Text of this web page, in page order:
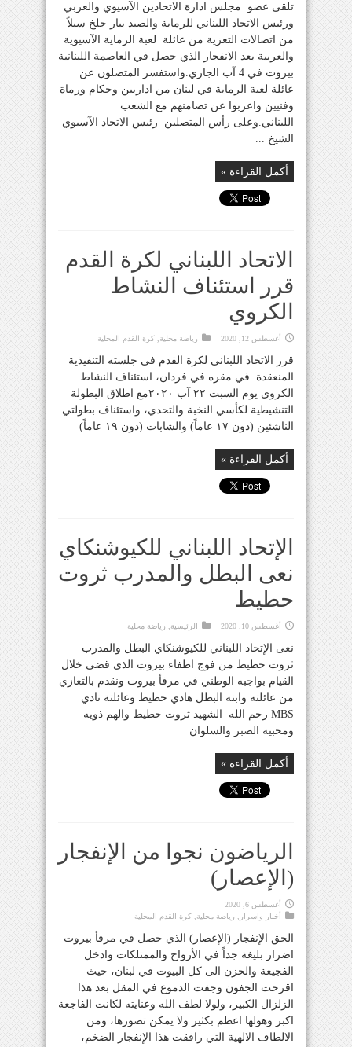
تلقى عضو مجلس ادارة الاتحادين الآسيوي والعربي
ورئيس الاتحاد اللبناني للرماية والصيد بيار جلخ سيلاً
من اتصالات التعزية من عائلة لعبة الرماية الآسيوية
والعربية بعد الانفجار الذي حصل في العاصمة اللبنانية
بيروت في 4 آب الجاري.واستفسر المتصلون عن
عائلة لعبة الرماية في لبنان من اداريين وحكام ورماة
وفنيين واعربوا عن تضامنهم مع الشعب
اللبناني.وعلى رأس المتصلين رئيس الاتحاد الآسيوي
الشيخ ...
أكمل القراءة »
الاتحاد اللبناني لكرة القدم
قرر استئناف النشاط
الكروي
أغسطس 12, 2020 رياضة محلية كرة القدم المحلية
قرر الاتحاد اللبناني لكرة القدم في جلسته التنفيذية
المنعقدة في مقره في فردان، استئناف النشاط
الكروي يوم السبت ٢٢ آب ٢٠٢٠مع اطلاق البطولة
التنشيطية لكأسي النخبة والتحدي، واستئناف بطولتي
الناشئين (دون ١٧ عاماً) والشابات (دون ١٩ عاماً)
أكمل القراءة »
الإتحاد اللبناني للكيوشنكاي
نعى البطل والمدرب ثروت
حطيط
أغسطس 10, 2020 الرئيسية رياضة محلية
نعى الإتحاد اللبناني للكيوشنكاي البطل والمدرب
ثروت حطيط من فوج اطفاء بيروت الذي قضى خلال
القيام بواجبه الوطني في مرفأ بيروت ونقدم بالتعازي
من عائلته وابنه البطل هادي حطيط وعائلتة نادي
MBS رحم الله الشهيد ثروت حطيط والهم ذويه
ومحبيه الصبر والسلوان
أكمل القراءة »
الرياضون نجوا من الإنفجار
(الإعصار)
أغسطس 6, 2020
أخبار واسرار
رياضة محلية كرة القدم المحلية
الحق الإنفجار (الإعصار) الذي حصل في مرفأ بيروت
اضرار بليغة جداً في الأرواح والممتلكات وادخل
الفجيعة والحزن الى كل البيوت في لبنان، حيث
اقرحت الجفون وجفت الدموع في المقل بعد هذا
الزلزال الكبير، ولولا لطف الله وعنايته لكانت الفاجعة
اكبر وهولها اعظم بكثير ولا يمكن تصورها، ومن
الالطاف الالهية التي رافقت هذا الإنفجار الضخم،